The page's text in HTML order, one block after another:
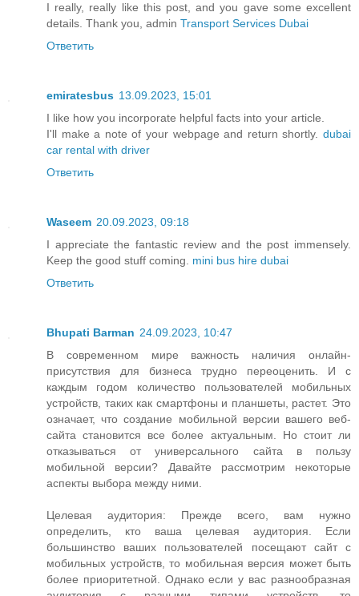
I really, really like this post, and you gave some excellent
details. Thank you, admin Transport Services Dubai
Ответить
emiratesbus 13.09.2023, 15:01
I like how you incorporate helpful facts into your article.
I'll make a note of your webpage and return shortly. dubai
car rental with driver
Ответить
Waseem 20.09.2023, 09:18
I appreciate the fantastic review and the post immensely.
Keep the good stuff coming. mini bus hire dubai
Ответить
Bhupati Barman 24.09.2023, 10:47
В современном мире важность наличия онлайн-
присутствия для бизнеса трудно переоценить. И с
каждым годом количество пользователей мобильных
устройств, таких как смартфоны и планшеты, растет. Это
означает, что создание мобильной версии вашего веб-
сайта становится все более актуальным. Но стоит ли
отказываться от универсального сайта в пользу
мобильной версии? Давайте рассмотрим некоторые
аспекты выбора между ними.
Целевая аудитория: Прежде всего, вам нужно
определить, кто ваша целевая аудитория. Если
большинство ваших пользователей посещают сайт с
мобильных устройств, то мобильная версия может быть
более приоритетной. Однако если у вас разнообразная